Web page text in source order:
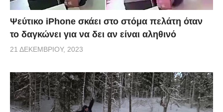
Ψεύτικο iPhone σκάει στο στόμα πελάτη όταν
το δαγκώνει για να δει αν είναι αληθινό
21 ΔΕΚΕΜΒΡΊΟΥ, 2023